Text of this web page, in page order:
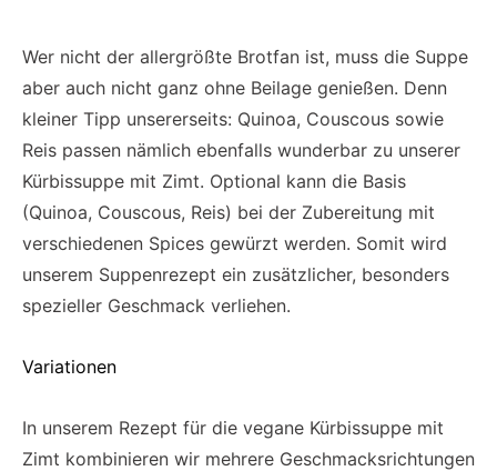
Wer nicht der allergrößte Brotfan ist, muss die Suppe
aber auch nicht ganz ohne Beilage genießen. Denn
kleiner Tipp unsererseits: Quinoa, Couscous sowie
Reis passen nämlich ebenfalls wunderbar zu unserer
Kürbissuppe mit Zimt. Optional kann die Basis
(Quinoa, Couscous, Reis) bei der Zubereitung mit
verschiedenen Spices gewürzt werden. Somit wird
unserem Suppenrezept ein zusätzlicher, besonders
spezieller Geschmack verliehen.
Variationen
In unserem Rezept für die vegane Kürbissuppe mit
Zimt kombinieren wir mehrere Geschmacksrichtungen